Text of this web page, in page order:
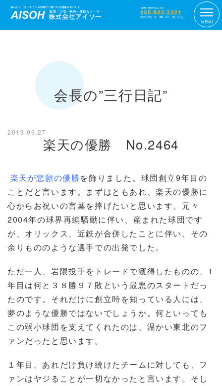
MENU
会長の”三行日記”
2013.09.27
楽天の優勝 No.2464
楽天が悲願の優勝を飾りました。球団創立9年目の
ことだと言います。まずはともあれ、楽天の優勝に
心からお祝いの言葉を捧げたいと思います。元々
2004年の球界再編騒動に伴い、産まれた球団です
が、オリックス、近鉄が合併したことに伴い、その
余りもののような選手での出発でした。
ただ一人、岩隈投手をトレードで獲得したものの、1
年目は何と３８勝９７敗という最悪のスタートだっ
たのです。それだけに創立時を知っている人には、
夢のような優勝ではないでしょうか。何といっても
この弱小球団を支えてくれたのは、温かい東北のフ
ァンだったと思います。
１年目、あれだけ負け続けたチームに対しても、フ
ァンはヤジることが一切なかったと言います。そし